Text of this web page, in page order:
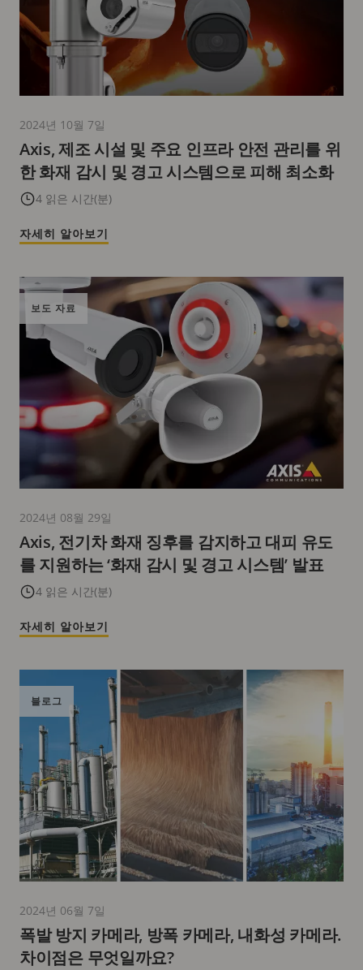
Axis, 제조 시설 및 주요 인프라 안전 관리를 위
한 화재 감시 및 경고 시스템으로 피해 최소화
4 읽은 시간(분)
2024년 10월 7일
자세히 알아보기
Axis, 전기차 화재 징후를 감지하고 대피 유도
를 지원하는 ‘화재 감시 및 경고 시스템’ 발표
4 읽은 시간(분)
보도 자료
2024년 08월 29일
자세히 알아보기
폭발 방지 카메라, 방폭 카메라, 내화성 카메라.
차이점은 무엇일까요?
블로그
2024년 06월 7일